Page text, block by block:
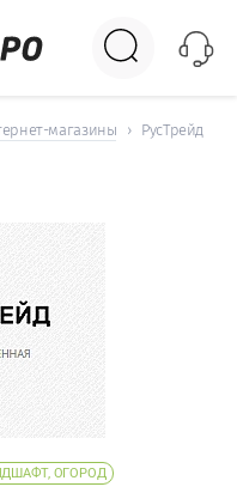
магазины › РусТрейд
ОГОРОД